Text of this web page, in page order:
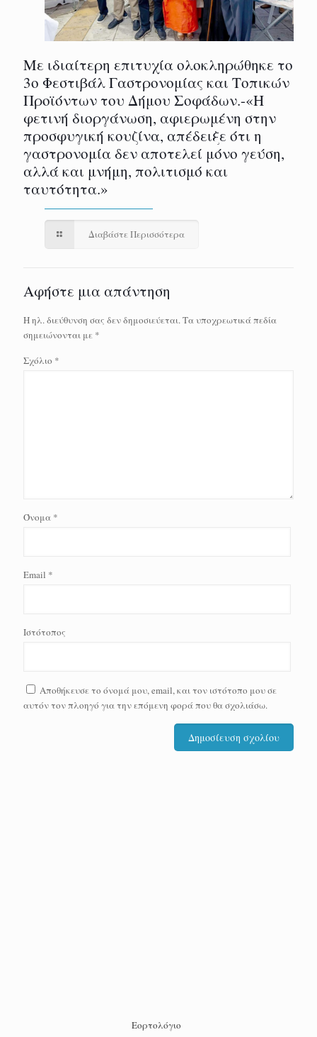
Με ιδιαίτερη επιτυχία ολοκληρώθηκε το
3ο Φεστιβάλ Γαστρονομίας και Τοπικών
Προϊόντων του Δήμου Σοφάδων.-«Η
φετινή διοργάνωση, αφιερωμένη στην
προσφυγική κουζίνα, απέδειξε ότι η
γαστρονομία δεν αποτελεί μόνο γεύση,
αλλά και μνήμη, πολιτισμό και
ταυτότητα.»
Διαβάστε Περισσότερα
Αφήστε μια απάντηση
Η ηλ. διεύθυνση σας δεν δημοσιεύεται.Τα υποχρεωτικά πεδία
σημειώνονται με *
Σχόλιο *
Όνομα *
Email *
Ιστότοπος
Αποθήκευσε το όνομά μου, email, και τον ιστότοπο μου σε
αυτόν τον πλοηγό για την επόμενη φορά που θα σχολιάσω.
Εορτολόγιο